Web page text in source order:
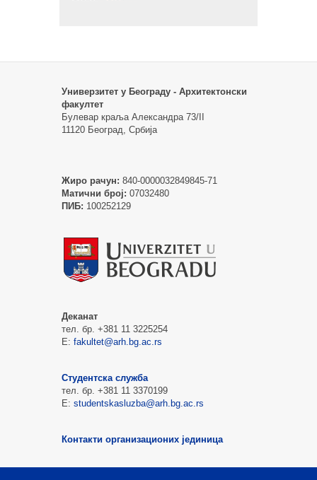
Универзитет у Београду - Архитектонски
факултет
Булевар краља Александра 73/II
11120 Београд, Србија
Жиро рачун: 840-0000032849845-71
Матични број: 07032480
ПИБ: 100252129
Деканат
тел. бр. +381 11 3225254
Е: fakultet@arh.bg.ac.rs
Студентска служба
тел. бр. +381 11 3370199
Е: studentskasluzba@arh.bg.ac.rs
Контакти организационих јединица